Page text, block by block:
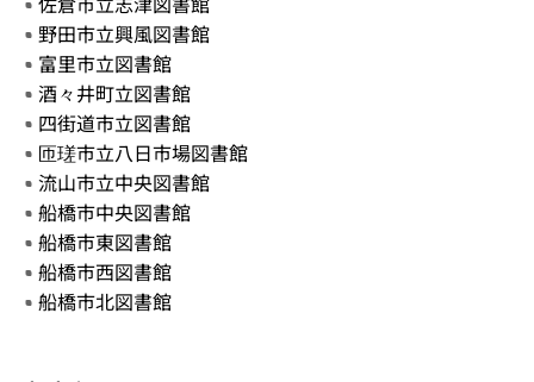
野田市立興風図書館
富里市立図書館
酒々井町立図書館
四街道市立図書館
匝瑳市立八日市場図書館
流山市立中央図書館
船橋市中央図書館
船橋市東図書館
船橋市西図書館
船橋市北図書館